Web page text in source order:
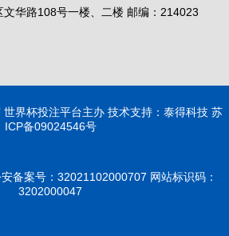
文华路108号一楼、二楼 邮编：214023
界杯投注平台主办 技术支持：泰得科技 苏
ICP备09024546号
备案号：32021102000707 网站标识码：
3202000047